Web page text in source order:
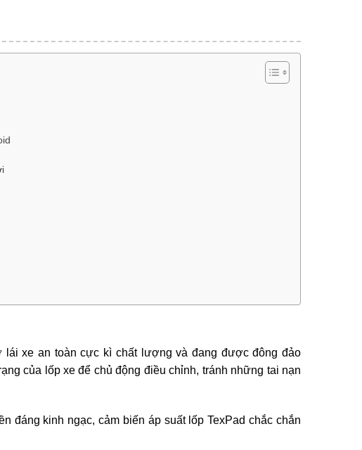
lái xe an toàn cực kì chất lượng và đang được đông đảo
của lốp xe để chủ động điều chỉnh, tránh những tai nạn
đáng kinh ngạc, cảm biến áp suất lốp TexPad chắc chắn